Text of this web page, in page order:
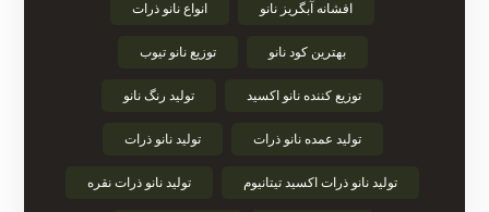
افشانه آبگریز نانو انواع نانو ذرات
بهترین کود نانو توزیع نانو تیوب
توزیع کننده نانو اکسید تولید رنگ نانو
تولید عمده نانو ذرات تولید نانو ذرات
تولید نانو ذرات اکسید تیتانیوم تولید نانو ذرات نقره